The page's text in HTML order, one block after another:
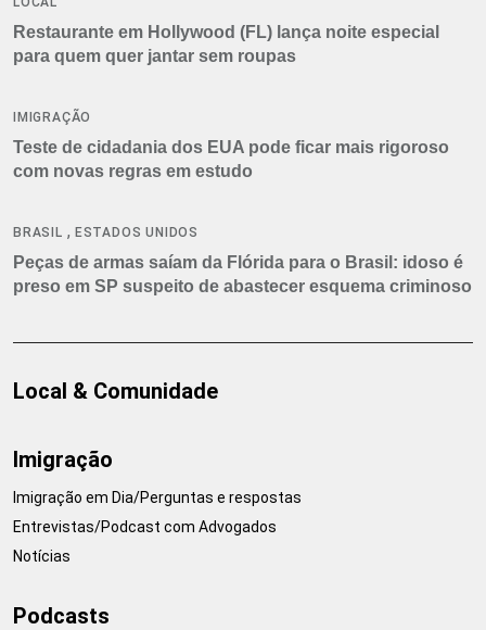
Restaurante em Hollywood (FL) lança noite especial
para quem quer jantar sem roupas
IMIGRAÇÃO
Teste de cidadania dos EUA pode ficar mais rigoroso
com novas regras em estudo
BRASIL , ESTADOS UNIDOS
Peças de armas saíam da Flórida para o Brasil: idoso é
preso em SP suspeito de abastecer esquema criminoso
Local & Comunidade
Imigração
Imigração em Dia/Perguntas e respostas
Entrevistas/Podcast com Advogados
Notícias
Podcasts